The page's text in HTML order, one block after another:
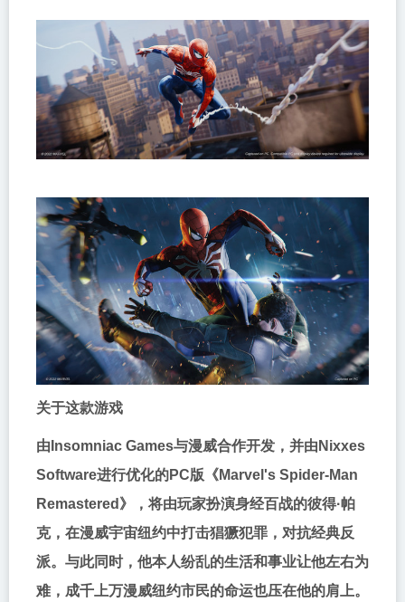
关于这款游戏
由Insomniac Games与漫威合作开发，并由Nixxes
Software进行优化的PC版《Marvel's Spider-Man
Remastered》，将由玩家扮演身经百战的彼得·帕
克，在漫威宇宙纽约中打击猖獗犯罪，对抗经典反
派。与此同时，他本人纷乱的生活和事业让他左右为
难，成千上万漫威纽约市民的命运也压在他的肩上。